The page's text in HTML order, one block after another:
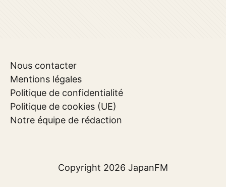
Nous contacter
Mentions légales
Politique de confidentialité
Politique de cookies (UE)
Notre équipe de rédaction
Copyright 2026 JapanFM